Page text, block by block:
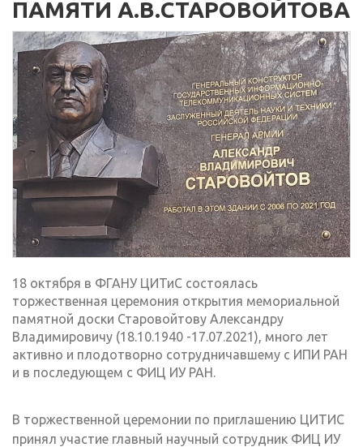
ПАМЯТИ А.В.СТАРОВОЙТОВА
18 октября в ФГАНУ ЦИТиС состоялась
торжественная церемония открытия мемориальной
памятной доски Старовойтову Александру
Владимировичу (18.10.1940 -17.07.2021), много лет
активно и плодотворно сотрудничавшему с ИПИ РАН
и в последующем с ФИЦ ИУ РАН.
В торжественной церемонии по приглашению ЦИТИС
принял участие главный научный сотрудник ФИЦ ИУ